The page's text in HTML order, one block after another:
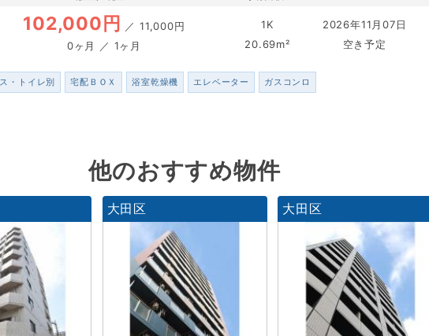
102,000円 ／11,000円
0ヶ月 ／ 1ヶ月
1K
20.69m²
2026年11月07日
空き予定
・トイレ別 宅配ＢＯＸ 浴室乾燥機 エレベーター ガスコンロ
他のおすすめ物件
大田区 大田区